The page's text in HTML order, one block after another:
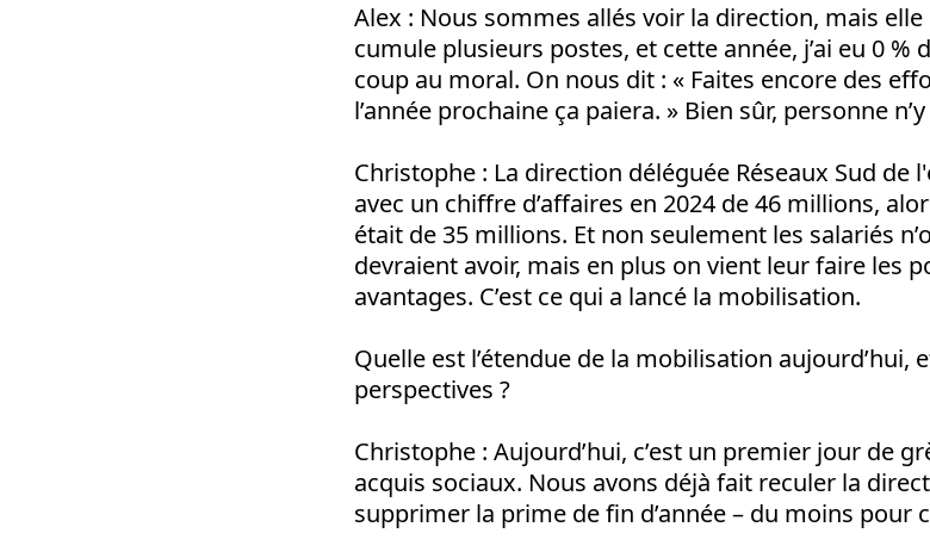
Alex : Nous sommes allés voir la direction, mais elle
cumule plusieurs postes, et cette année, j’ai eu 0 %
coup au moral. On nous dit : « Faites encore des
l’année prochaine ça paiera. » Bien sûr, personne
Christophe : La direction déléguée Réseaux Sud de
avec un chiffre d’affaires en 2024 de 46 millions,
était de 35 millions. Et non seulement les salariés
devraient avoir, mais en plus on vient leur faire les
avantages. C’est ce qui a lancé la mobilisation.
Quelle est l’étendue de la mobilisation aujourd’hui,
perspectives ?
Christophe : Aujourd’hui, c’est un premier jour de
acquis sociaux. Nous avons déjà fait reculer la
supprimer la prime de fin d’année – du moins pour